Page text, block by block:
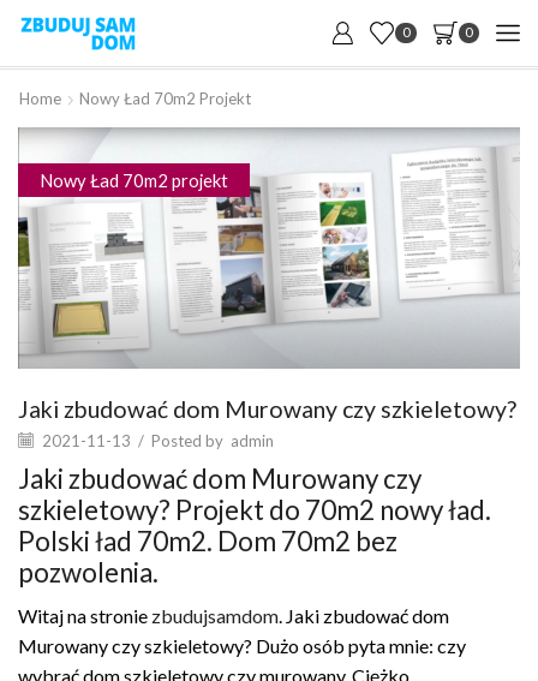
0 0
Home Nowy Ład 70m2 Projekt
Nowy Ład 70m2 projekt
Jaki zbudować dom Murowany czy szkieletowy?
2021-11-13 / Posted by admin
Jaki zbudować dom Murowany czy
szkieletowy? Projekt do 70m2 nowy ład.
Polski ład 70m2. Dom 70m2 bez
pozwolenia.
Witaj na stronie zbudujsamdom . Jaki zbudować dom
Murowany czy szkieletowy? Dużo osób pyta mnie: czy
wybrać dom szkieletowy czy murowany. Ciężko